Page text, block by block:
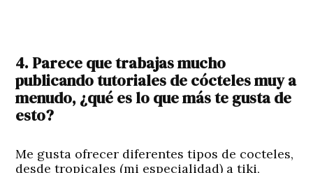
4. Parece que trabajas mucho
publicando tutoriales de cócteles muy a
menudo, ¿qué es lo que más te gusta de
esto?
Me gusta ofrecer diferentes tipos de cocteles,
desde tropicales (mi especialidad) a tiki,